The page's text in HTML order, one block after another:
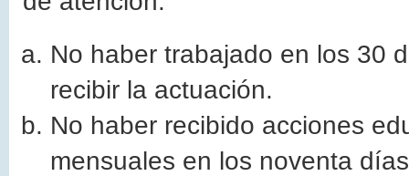
No haber trabajado en los 30
recibir la actuación.
No haber recibido acciones
mensuales en los noventa